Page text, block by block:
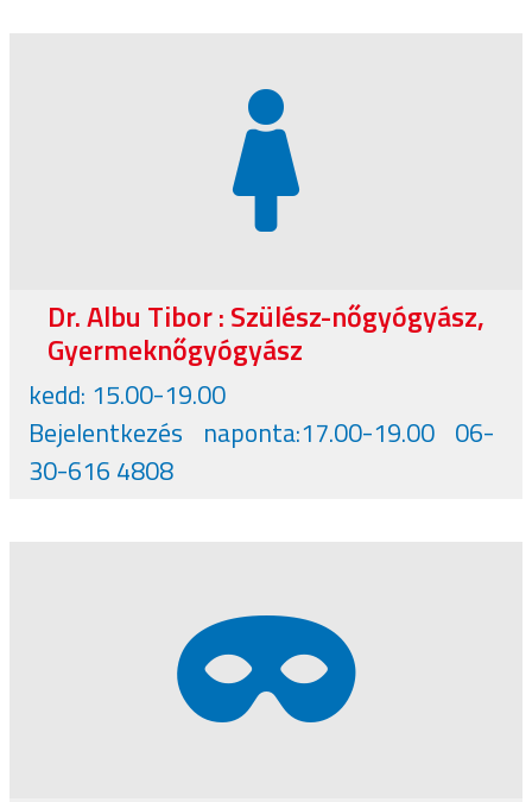
Dr. Albu Tibor : Szülész-nőgyógyász,
Gyermeknőgyógyász
kedd: 15.00-19.00
Bejelentkezés naponta:17.00-19.00 06-
30-616 4808